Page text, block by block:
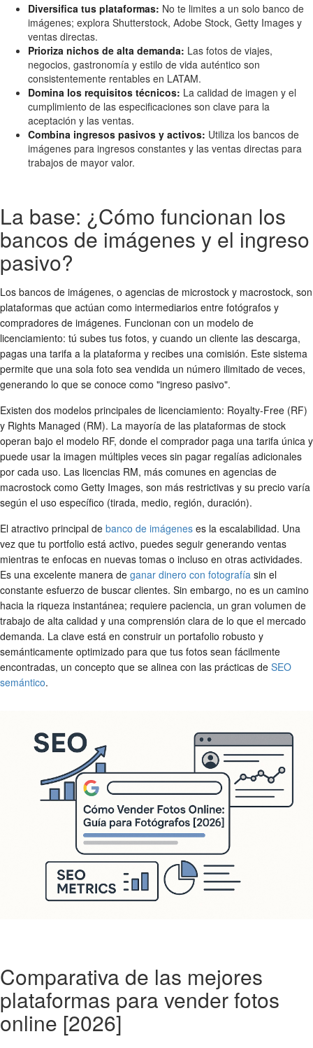
Diversifica tus plataformas: No te limites a un solo banco de
imágenes; explora Shutterstock, Adobe Stock, Getty Images y
ventas directas.
Prioriza nichos de alta demanda: Las fotos de viajes,
negocios, gastronomía y estilo de vida auténtico son
consistentemente rentables en LATAM.
Domina los requisitos técnicos: La calidad de imagen y el
cumplimiento de las especificaciones son clave para la
aceptación y las ventas.
Combina ingresos pasivos y activos: Utiliza los bancos de
imágenes para ingresos constantes y las ventas directas para
trabajos de mayor valor.
La base: ¿Cómo funcionan los
bancos de imágenes y el ingreso
pasivo?
Los bancos de imágenes, o agencias de microstock y macrostock, son
plataformas que actúan como intermediarios entre fotógrafos y
compradores de imágenes. Funcionan con un modelo de
licenciamiento: tú subes tus fotos, y cuando un cliente las descarga,
pagas una tarifa a la plataforma y recibes una comisión. Este sistema
permite que una sola foto sea vendida un número ilimitado de veces,
generando lo que se conoce como "ingreso pasivo".
Existen dos modelos principales de licenciamiento: Royalty-Free (RF)
y Rights Managed (RM). La mayoría de las plataformas de stock
operan bajo el modelo RF, donde el comprador paga una tarifa única y
puede usar la imagen múltiples veces sin pagar regalías adicionales
por cada uso. Las licencias RM, más comunes en agencias de
macrostock como Getty Images, son más restrictivas y su precio varía
según el uso específico (tirada, medio, región, duración).
El atractivo principal de banco de imágenes es la escalabilidad. Una
vez que tu portfolio está activo, puedes seguir generando ventas
mientras te enfocas en nuevas tomas o incluso en otras actividades.
Es una excelente manera de ganar dinero con fotografía sin el
constante esfuerzo de buscar clientes. Sin embargo, no es un camino
hacia la riqueza instantánea; requiere paciencia, un gran volumen de
trabajo de alta calidad y una comprensión clara de lo que el mercado
demanda. La clave está en construir un portafolio robusto y
semánticamente optimizado para que tus fotos sean fácilmente
encontradas, un concepto que se alinea con las prácticas de SEO
semántico.
Comparativa de las mejores
plataformas para vender fotos
online [2026]